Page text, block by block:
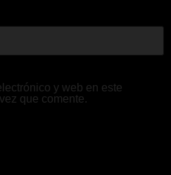
y web en este
que comente.